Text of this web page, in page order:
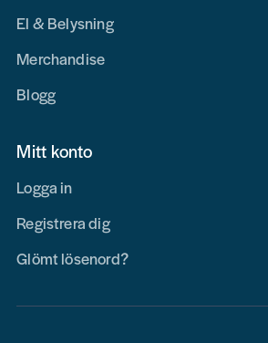
El & Belysning
Merchandise
Blogg
Mitt konto
Logga in
Registrera dig
Glömt lösenord?